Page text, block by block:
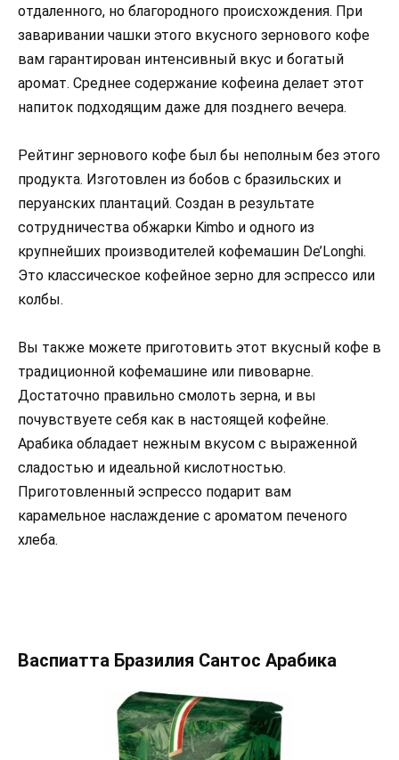
отдаленного, но благородного происхождения. При
заваривании чашки этого вкусного зернового кофе
вам гарантирован интенсивный вкус и богатый
аромат. Среднее содержание кофеина делает этот
напиток подходящим даже для позднего вечера.
Рейтинг зернового кофе был бы неполным без этого
продукта. Изготовлен из бобов с бразильских и
перуанских плантаций. Создан в результате
сотрудничества обжарки Kimbo и одного из
крупнейших производителей кофемашин De’Longhi.
Это классическое кофейное зерно для эспрессо или
колбы.
Вы также можете приготовить этот вкусный кофе в
традиционной кофемашине или пивоварне.
Достаточно правильно смолоть зерна, и вы
почувствуете себя как в настоящей кофейне.
Арабика обладает нежным вкусом с выраженной
сладостью и идеальной кислотностью.
Приготовленный эспрессо подарит вам
карамельное наслаждение с ароматом печеного
хлеба.
Васпиатта Бразилия Сантос Арабика